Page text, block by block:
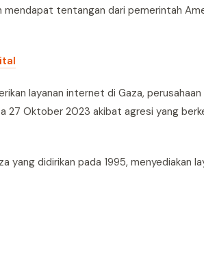
tentangan dari pemerintah
layanan internet di Gaza,
27 Oktober 2023 akibat agresi yang
yang didirikan pada 1995, menyediakan